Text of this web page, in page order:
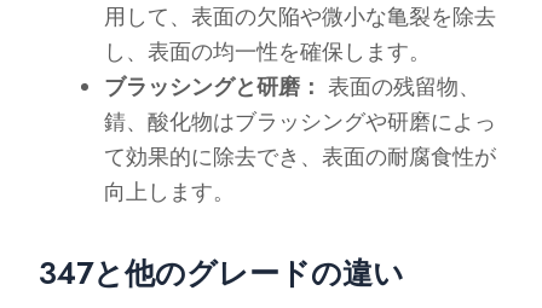
用して、表面の欠陥や微小な亀裂を除去
し、表面の均一性を確保します。
ブラッシングと研磨： 表面の残留物、
錆、酸化物はブラッシングや研磨によっ
て効果的に除去でき、表面の耐腐食性が
向上します。
347と他のグレードの違い